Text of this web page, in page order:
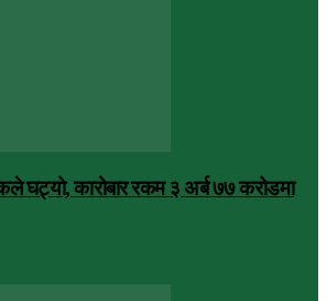
घट्यो, कारोबार रकम ३ अर्ब ७७ करोडमा